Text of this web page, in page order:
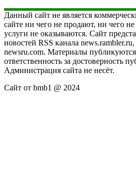
Данный сайт не является
сайте ни чего не продают, ни чего
услуги не оказываются. Сайт
новостей RSS канала
newsru.com. Материалы
ответственность за достоверность
Администрация сайта не несёт.
Сайт от bmb1 @ 2024